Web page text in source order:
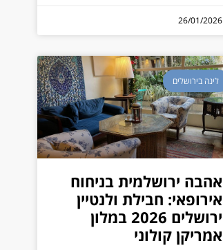
26/01/2026
לינה בירושלים
אהבה ירושלמית בניחוח
אירופאי: חבילת ולנטיין
ירושלים 2026 במלון
אמריקן קולוני